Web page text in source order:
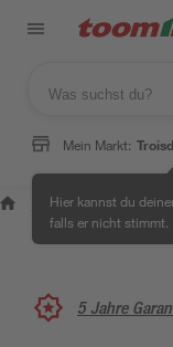
Mein Markt:
Hier kannst du
falls er nicht stimmt.
Wissen &
Service
/
&
5 Jahre